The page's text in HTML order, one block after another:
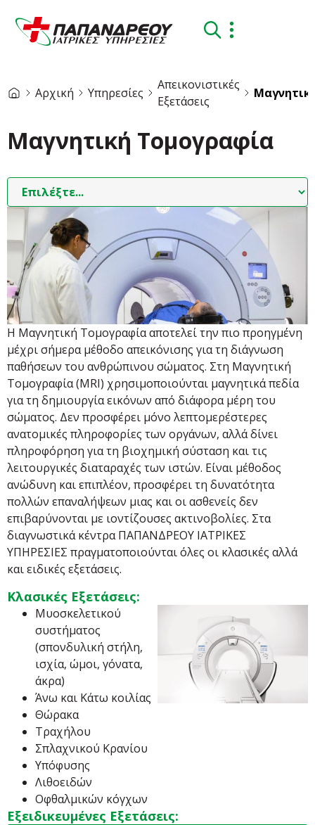
Αρχική Υπηρεσίες
Απεικονιστικές
Εξετάσεις
Μαγνητική Τομογραφία
Η Μαγνητική Τομογραφία αποτελεί την πιο προηγμένη
μέχρι σήμερα μέθοδο απεικόνισης για τη διάγνωση
παθήσεων του ανθρώπινου σώματος. Στη Μαγνητική
Τομογραφία (MRI) χρησιμοποιούνται μαγνητικά πεδία
για τη δημιουργία εικόνων από διάφορα μέρη του
σώματος. Δεν προσφέρει μόνο λεπτομερέστερες
ανατομικές πληροφορίες των οργάνων, αλλά δίνει
πληροφόρηση για τη βιοχημική σύσταση και τις
λειτουργικές διαταραχές των ιστών. Είναι μέθοδος
ανώδυνη και επιπλέον, προσφέρει τη δυνατότητα
πολλών επαναλήψεων μιας και οι ασθενείς δεν
επιβαρύνονται με ιοντίζουσες ακτινοβολίες. Στα
διαγνωστικά κέντρα ΠΑΠΑΝΔΡΕΟΥ ΙΑΤΡΙΚΕΣ
ΥΠΗΡΕΣΙΕΣ πραγματοποιούνται όλες οι κλασικές αλλά
και ειδικές εξετάσεις.
Κλασικές Εξετάσεις:
Μυοσκελετικού
συστήματος
(σπονδυλική στήλη,
ισχία, ώμοι, γόνατα,
άκρα)
Άνω και Kάτω κοιλίας
Θώρακα
Τραχήλου
Σπλαχνικού Κρανίου
Υπόφυσης
Λιθοειδών
Οφθαλμικών κόγχων
Εξειδικευμένες Εξετάσεις: